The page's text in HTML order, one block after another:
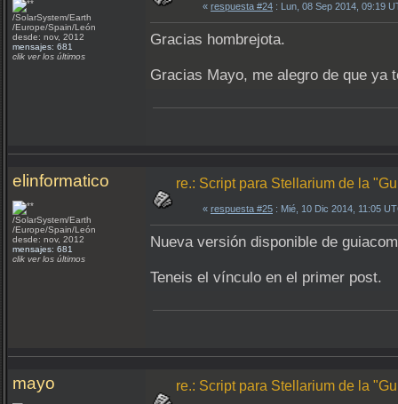
/SolarSystem/Earth
/Europe/Spain/León
desde: nov, 2012
mensajes: 681
clik ver los últimos
« respuesta #24 : Lun, 08 Sep 2014, 09:19
Gracias hombrejota.
Gracias Mayo, me alegro de que ya
elinformatico
/SolarSystem/Earth
/Europe/Spain/León
desde: nov, 2012
mensajes: 681
clik ver los últimos
re.: Script para Stellarium de la
« respuesta #25 : Mié, 10 Dic 2014, 11:05
Nueva versión disponible de
Teneis el vínculo en el primer post.
mayo re.: Script para Stellarium de la